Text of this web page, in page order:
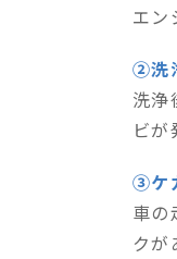
エン
②洗
洗浄
ビ
③ケ
車の
クが